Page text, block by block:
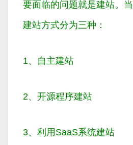
要面临的问题就是建站。
建站方式分为三种：
1、自主建站
2、开源程序建站
3、利用SaaS系统建站